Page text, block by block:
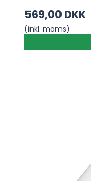
569,00 DKK
(inkl. moms)